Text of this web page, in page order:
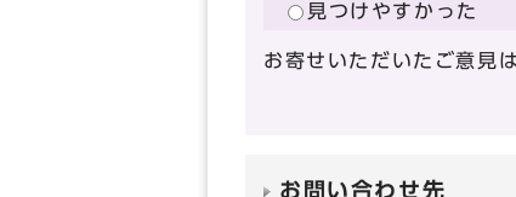
見つけやすかった
お寄せいただいたご意見
お問い合わせ先